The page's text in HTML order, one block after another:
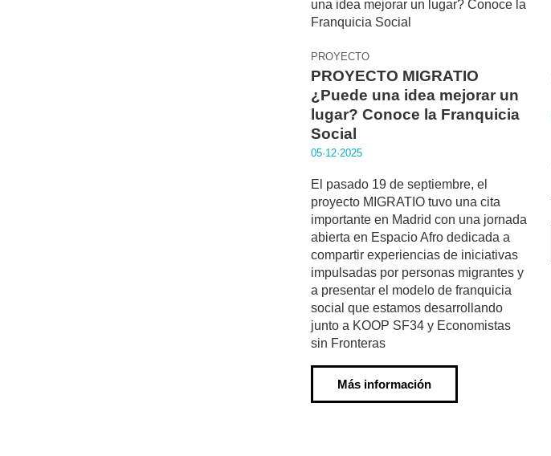
PROYECTO
PROYECTO MIGRATIO
¿Puede una idea mejorar un
lugar? Conoce la Franquicia
Social
05·12·2025
El pasado 19 de septiembre, el
proyecto MIGRATIO tuvo una cita
importante en Madrid con una jornada
abierta en Espacio Afro dedicada a
compartir experiencias de iniciativas
impulsadas por personas migrantes y
a presentar el modelo de franquicia
social que estamos desarrollando
junto a KOOP SF34 y Economistas
sin Fronteras
Más información